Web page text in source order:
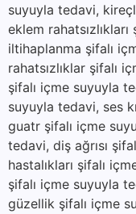
suyuyla tedavi,
eklem
iltihaplanma şifalı
rahatsızlıklar şifalı
şifalı içme suyuyla
suyuyla tedavi, ses
guatr şifalı içme
tedavi, diş ağrısı
hastalıkları şifalı
şifalı içme suyuyla
güzellik şifalı içme